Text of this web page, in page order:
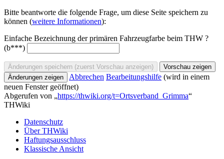
Bitte beantworte die folgende Frage, um diese Seite speichern zu
können (weitere Informationen):
Einfache Bezeichnung der primären Fahrzeugfarbe beim THW ?
(b***)
Abbrechen Bearbeitungshilfe (wird in einem
neuen Fenster geöffnet)
Abgerufen von „https://thwiki.org/t=Ortsverband_Grimma“
THWiki
Datenschutz
Über THWiki
Haftungsausschluss
Klassische Ansicht